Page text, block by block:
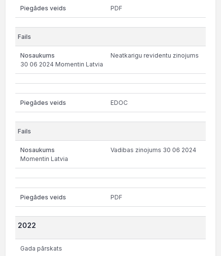
PDF
Neatkarigu revidentu zinojums
30 06 2024 Momentin Latvia
EDOC
Vadibas zinojums 30 06 2024
Momentin Latvia
PDF
2022
Gada pārskats